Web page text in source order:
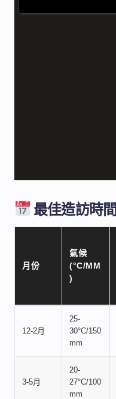
最佳造訪時間
月份
氣候
(°C/MM
)
12-2月
25-
30°C/150
mm
3-5月
20-
27°C/100
mm